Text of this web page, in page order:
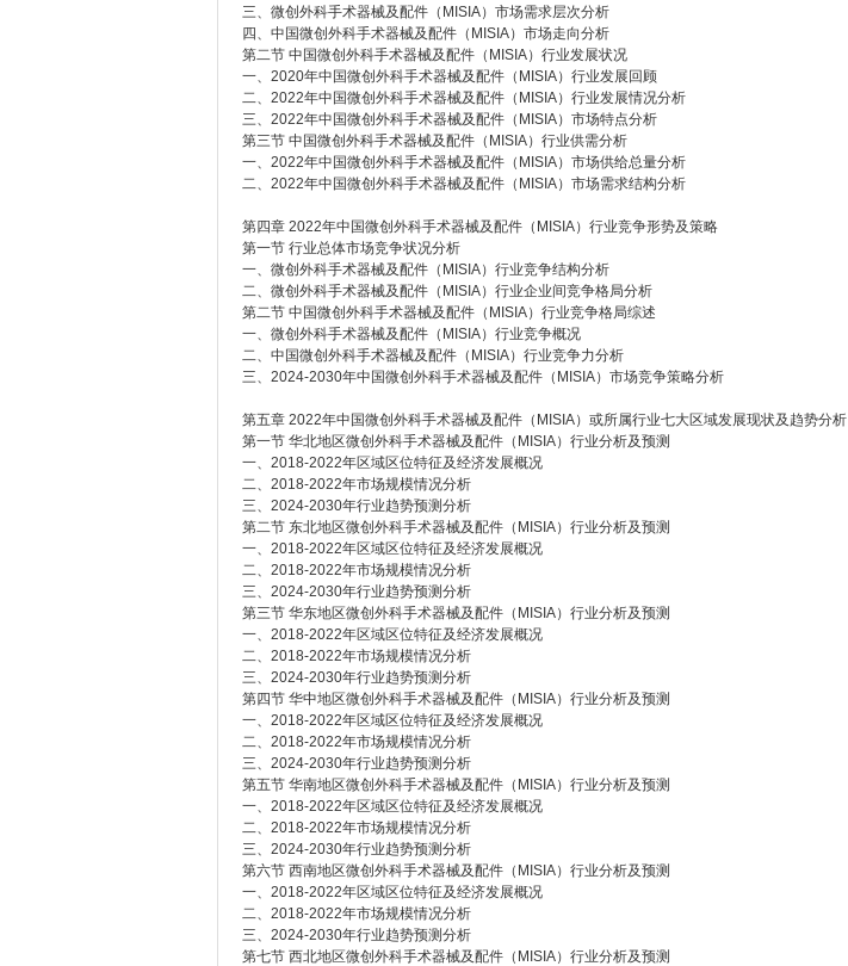
三、微创外科手术器械及配件（MISIA）市场需求层次分析
四、中国微创外科手术器械及配件（MISIA）市场走向分析
第二节 中国微创外科手术器械及配件（MISIA）行业发展状况
一、2020年中国微创外科手术器械及配件（MISIA）行业发展回顾
二、2022年中国微创外科手术器械及配件（MISIA）行业发展情况分析
三、2022年中国微创外科手术器械及配件（MISIA）市场特点分析
第三节 中国微创外科手术器械及配件（MISIA）行业供需分析
一、2022年中国微创外科手术器械及配件（MISIA）市场供给总量分析
二、2022年中国微创外科手术器械及配件（MISIA）市场需求结构分析
第四章 2022年中国微创外科手术器械及配件（MISIA）行业竞争形势及策略
第一节 行业总体市场竞争状况分析
一、微创外科手术器械及配件（MISIA）行业竞争结构分析
二、微创外科手术器械及配件（MISIA）行业企业间竞争格局分析
第二节 中国微创外科手术器械及配件（MISIA）行业竞争格局综述
一、微创外科手术器械及配件（MISIA）行业竞争概况
二、中国微创外科手术器械及配件（MISIA）行业竞争力分析
三、2024-2030年中国微创外科手术器械及配件（MISIA）市场竞争策略分析
第五章 2022年中国微创外科手术器械及配件（MISIA）或所属行业七大区域发展现状及趋势分析
第一节 华北地区微创外科手术器械及配件（MISIA）行业分析及预测
一、2018-2022年区域区位特征及经济发展概况
二、2018-2022年市场规模情况分析
三、2024-2030年行业趋势预测分析
第二节 东北地区微创外科手术器械及配件（MISIA）行业分析及预测
一、2018-2022年区域区位特征及经济发展概况
二、2018-2022年市场规模情况分析
三、2024-2030年行业趋势预测分析
第三节 华东地区微创外科手术器械及配件（MISIA）行业分析及预测
一、2018-2022年区域区位特征及经济发展概况
二、2018-2022年市场规模情况分析
三、2024-2030年行业趋势预测分析
第四节 华中地区微创外科手术器械及配件（MISIA）行业分析及预测
一、2018-2022年区域区位特征及经济发展概况
二、2018-2022年市场规模情况分析
三、2024-2030年行业趋势预测分析
第五节 华南地区微创外科手术器械及配件（MISIA）行业分析及预测
一、2018-2022年区域区位特征及经济发展概况
二、2018-2022年市场规模情况分析
三、2024-2030年行业趋势预测分析
第六节 西南地区微创外科手术器械及配件（MISIA）行业分析及预测
一、2018-2022年区域区位特征及经济发展概况
二、2018-2022年市场规模情况分析
三、2024-2030年行业趋势预测分析
第七节 西北地区微创外科手术器械及配件（MISIA）行业分析及预测